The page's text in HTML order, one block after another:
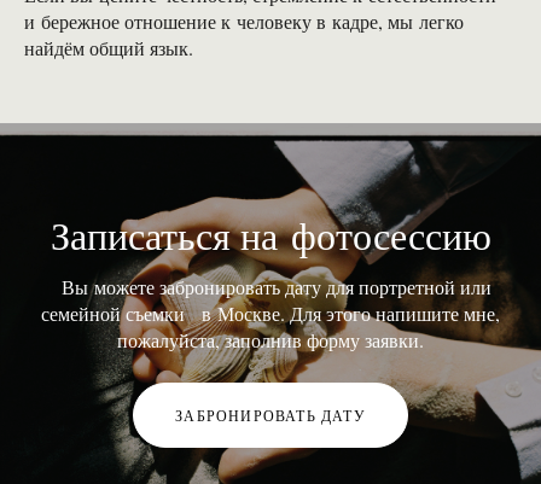
и бережное отношение к человеку в кадре, мы легко
найдём общий язык.
Записаться на фотосессию
Вы можете забронировать дату для портретной или
семейной съемки в Москве. Для этого напишите мне,
пожалуйста, заполнив форму заявки.
ЗАБРОНИРОВАТЬ ДАТУ